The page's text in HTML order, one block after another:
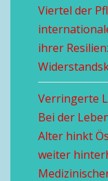
Viertel der
ihrer
Verringerte
Bei der
Alter hinkt
weiter